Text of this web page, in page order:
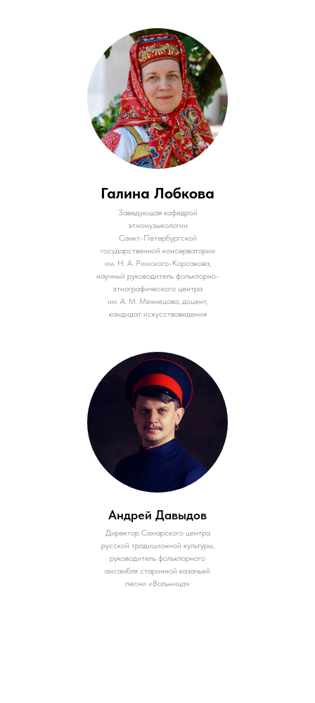
Галина Лобкова
Заведующая кафедрой
этномузыкологии
Санкт-Петербургской
государственной консерватории
им. Н. А. Римского-Корсакова,
научный руководитель фольклорно-
этнографического центра
им. А. М. Мехнецова, доцент,
кандидат искусствоведения
Андрей Давыдов
Директор Самарского центра
русской традиционной культуры,
руководитель фольклорного
ансамбля старинной казачьей
песни «Вольница»